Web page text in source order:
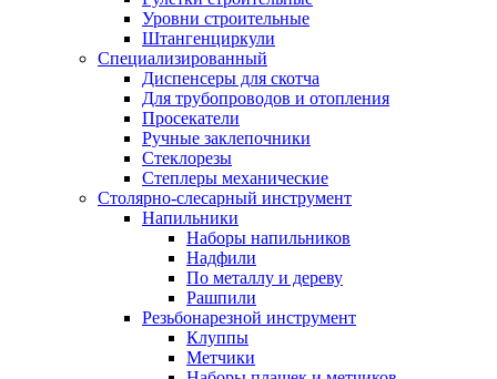
Уровни строительные
Штангенциркули
Специализированный
Диспенсеры для скотча
Для трубопроводов и отопления
Просекатели
Ручные заклепочники
Стеклорезы
Степлеры механические
Столярно-слесарный инструмент
Напильники
Наборы напильников
Надфили
По металлу и дереву
Рашпили
Резьбонарезной инструмент
Клуппы
Метчики